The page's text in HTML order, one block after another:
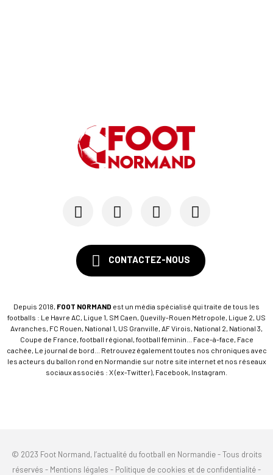
SM CAEN - MERCATO
Avec Mohamed Hafid, Malherbe veut frapper un gr...
SM Caen : Julien Meilhac quitte la direction de...
CONTACTEZ-NOUS
Depuis 2018, FOOT NORMAND est un média spécialisé qui traite de tous les
footballs : Le Havre AC, Ligue 1, SM Caen, Quevilly-Rouen Métropole, Ligue 2, US
Avranches, FC Rouen, National 1, US Granville, AF Virois, National 2, National 3,
Coupe de France, football régional, football féminin... Face-à-face, Face
cachée, Le journal de bord... Retrouvez également toutes nos chroniques avec
les acteurs du ballon rond en Normandie sur notre site internet et nos réseaux
sociaux associés : X (ex-Twitter), Facebook, Instagram.
© 2023 Foot Normand, l’actualité du football en Normandie - Tous droits
réservés - Mentions légales - Politique de cookies et de confidentialité-